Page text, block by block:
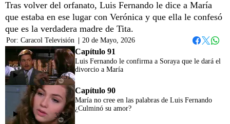
Tras volver del orfanato, Luis Fernando le dice a María
que estaba en ese lugar con Verónica y que ella le confesó
que es la verdadera madre de Tita.
Por: Caracol Televisión
20 de Mayo, 2026
38:51
Capítulo 91
Luis Fernando le confirma a Soraya que le dará el
divorcio a María
35:38
Capítulo 90
María no cree en las palabras de Luis Fernando
¿Culminó su amor?